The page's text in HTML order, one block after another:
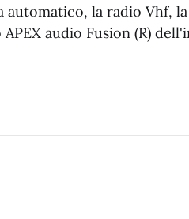
la radio Vhf,
audio Fusion (R)